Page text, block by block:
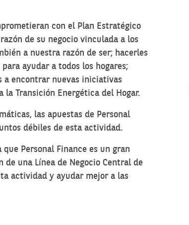
con el Plan Estratégico
de su negocio vinculada a los
a nuestra razón de ser; hacerles
ayudar a todos los hogares;
a encontrar nuevas iniciativas
Transición Energética del Hogar.
las apuestas de Personal
débiles de esta actividad.
Personal Finance es un gran
una Línea de Negocio Central de
actividad y ayudar mejor a las